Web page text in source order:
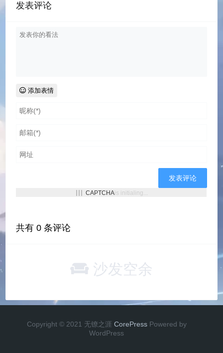
发表评论
添加表情
CAPTCHAis initialing...
共有0 条评论
沙发空余
Copyright © 2021 无镣之涯 CorePress Powered by
WordPress